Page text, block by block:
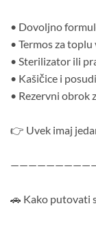
• Dovoljno
• Termos za toplu
• Sterilizator ili
• Kašičice i
• Rezervni obrok
👉 Uvek imaj
🚗 Kako putovati